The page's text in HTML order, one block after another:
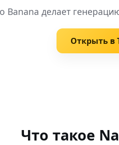
Banana делает
Открыть в
Что такое